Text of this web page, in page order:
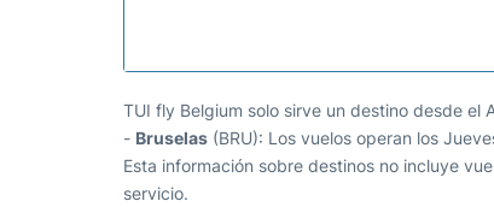
TUI fly Belgium solo sirve un destino desde el
- Bruselas (BRU): Los vuelos operan los
Esta información sobre destinos no incluye
servicio.